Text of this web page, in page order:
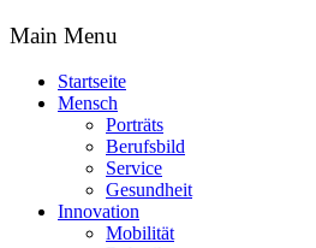
Main Menu
Startseite
Mensch
Porträts
Berufsbild
Service
Gesundheit
Innovation
Mobilität